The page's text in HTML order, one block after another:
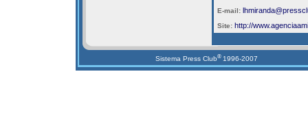
E-mail:
Site: http://
Sistema Press Club® 1996-2007